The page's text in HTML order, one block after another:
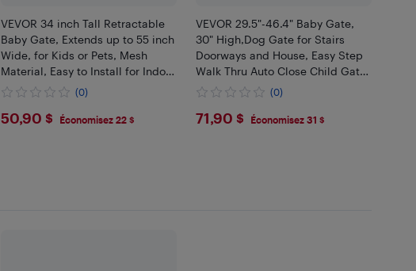
VEVOR 34 inch Tall Retractable
Baby Gate, Extends up to 55 inch
Wide, for Kids or Pets, Mesh
Material, Easy to Install for Indoor
Stairs, Doorways, Hallways,
(0)
$50.9
50,90 $ Économisez 22 $
VEVOR 29.5"-46.4" Baby Gate,
30" High,Dog Gate for Stairs
Doorways and House, Easy Step
Walk Thru Auto Close Child Gate
Pet Security Gate with Pressure
(0)
$71.9
71,90 $ Économisez 31 $